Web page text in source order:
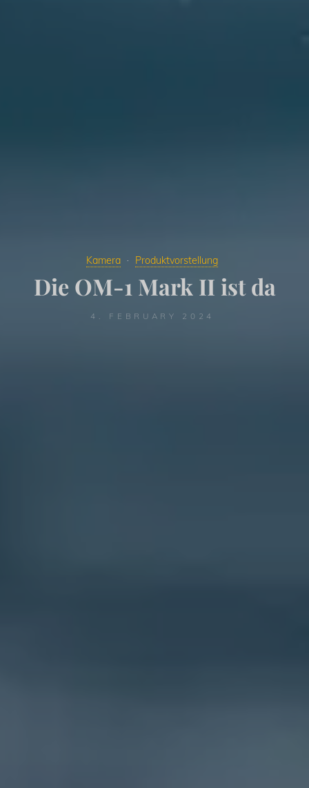
Kamera Produktvorstellung
Die OM-1 Mark II ist da
4. FEBRUARY 2024